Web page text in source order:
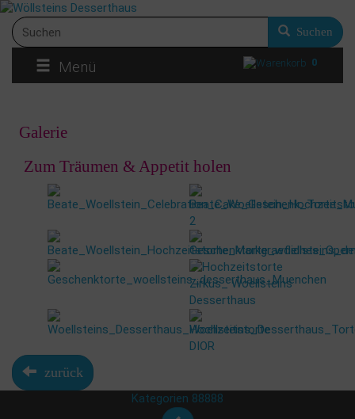
Suchen
Menü 0
Galerie
Zum Träumen & Appetit holen
zurück
Kategorien 88888